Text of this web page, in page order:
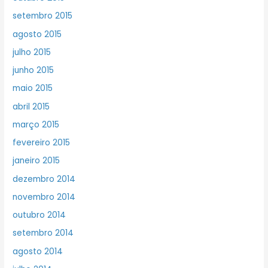
setembro 2015
agosto 2015
julho 2015
junho 2015
maio 2015
abril 2015
março 2015
fevereiro 2015
janeiro 2015
dezembro 2014
novembro 2014
outubro 2014
setembro 2014
agosto 2014